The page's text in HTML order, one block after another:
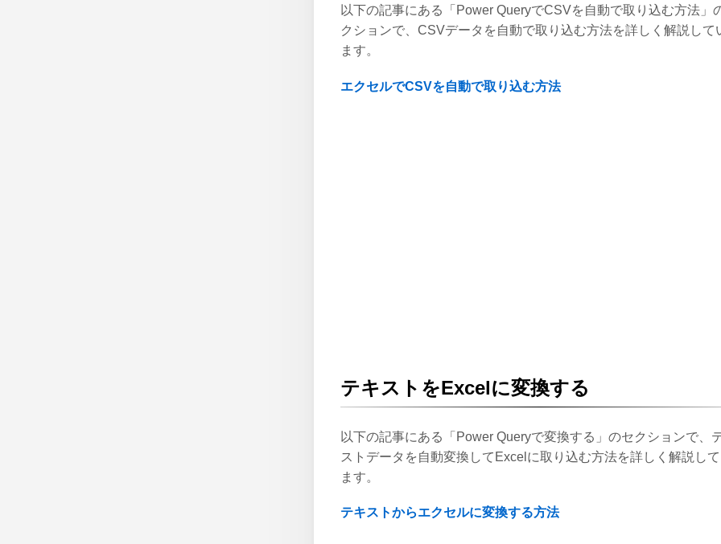
以下の記事にある「Power QueryでCSVを自動で取り込む方法」
クションで、CSVデータを自動で取り込む方法を詳しく解説して
ます。
エクセルでCSVを自動で取り込む方法
テキストをExcelに変換する
以下の記事にある「Power Queryで変換する」のセクションで、
ストデータを自動変換してExcelに取り込む方法を詳しく解説し
ます。
テキストからエクセルに変換する方法